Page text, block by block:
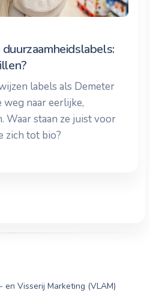
labels als Demeter
weg naar eerlijke,
Waar staan ze juist voor
zich tot bio?
Visserij Marketing (VLAM)